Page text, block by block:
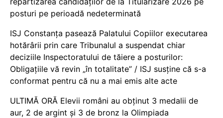
posturi pe perioadă nedeterminată
ISJ Constanța pasează Palatului Copiilor executarea
hotărârii prin care Tribunalul a suspendat chiar
deciziile Inspectoratului de tăiere a posturilor:
Obligațiile vă revin „în totalitate” / ISJ susține că s-a
conformat pentru că nu a mai emis alte acte
ULTIMĂ ORĂ Elevii români au obținut 3 medalii de
aur, 2 de argint și 3 de bronz la Olimpiada